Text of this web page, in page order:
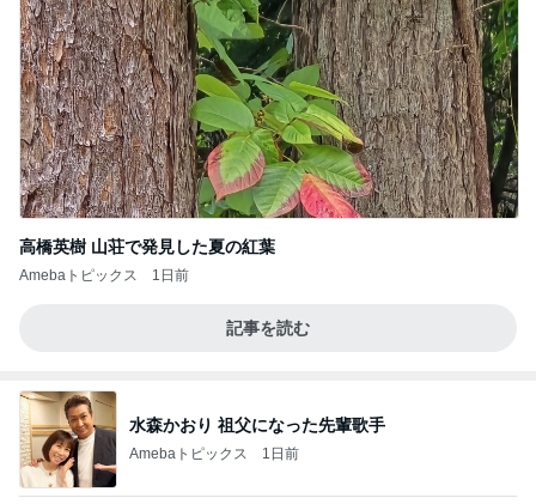
高橋英樹 山荘で発見した夏の紅葉
Amebaトピックス 1日前
記事を読む
水森かおり 祖父になった先輩歌手
Amebaトピックス 1日前